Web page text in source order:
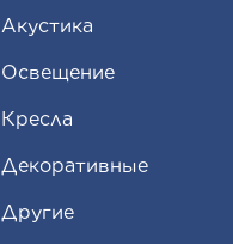
Aкустика
Освещение
Кресла
Декоративные
Другие